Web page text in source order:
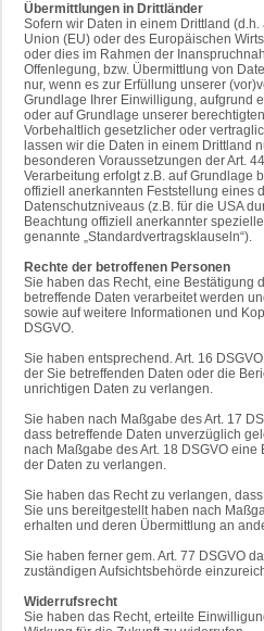
Übermittlungen in Drittländer
Sofern wir Daten in einem Drittland
Union (EU) oder des Europäischen
oder dies im Rahmen der
Offenlegung, bzw. Übermittlung von
nur, wenn es zur Erfüllung unserer
Grundlage Ihrer Einwilligung, aufgrund
oder auf Grundlage unserer
Vorbehaltlich gesetzlicher oder
lassen wir die Daten in einem Drittland
besonderen Voraussetzungen der Art.
Verarbeitung erfolgt z.B. auf Grundlage
offiziell anerkannten Feststellung eines
Datenschutzniveaus (z.B. für die USA
Beachtung offiziell anerkannter
genannte „Standardvertragsklauseln“).
Rechte der betroffenen Personen
Sie haben das Recht, eine Bestätigung
betreffende Daten verarbeitet werden
sowie auf weitere Informationen und
DSGVO.
Sie haben entsprechend. Art. 16
der Sie betreffenden Daten oder die
unrichtigen Daten zu verlangen.
Sie haben nach Maßgabe des Art. 17
dass betreffende Daten unverzüglich
nach Maßgabe des Art. 18 DSGVO
der Daten zu verlangen.
Sie haben das Recht zu verlangen,
Sie uns bereitgestellt haben nach
erhalten und deren Übermittlung an
Sie haben ferner gem. Art. 77 DSGVO
zuständigen Aufsichtsbehörde
Widerrufsrecht
Sie haben das Recht, erteilte